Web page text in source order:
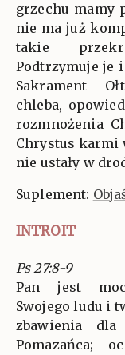
grzechu mamy
nie ma już
takie
Podtrzymuje je i
Sakrament
chleba,
rozmnożenia
Chrystus karmi
nie ustały w
Suplement:
INTROIT
Ps 27:8-9
Pan jest
Swojego ludu i
zbawienia dla
Pomazańca;